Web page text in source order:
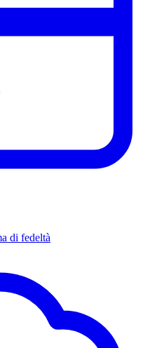
di fedeltà